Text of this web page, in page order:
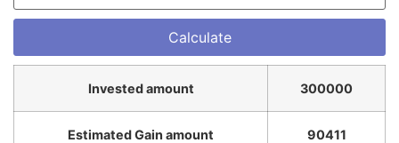
Invested amount 300000
Estimated Gain amount 90411